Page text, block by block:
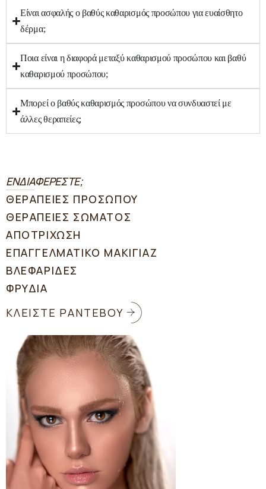
Είναι ασφαλής ο βαθύς καθαρισμός προσώπου για ευαίσθητο
δέρμα;
Ποια είναι η διαφορά μεταξύ καθαρισμού προσώπου και βαθύ
καθαρισμού προσώπου;
Μπορεί ο βαθύς καθαρισμός προσώπου να συνδυαστεί με
άλλες θεραπείες;
ΕΝΔΙΑΦΕΡΕΣΤΕ;
ΘΕΡΑΠΕΙΕΣ ΠΡΟΣΩΠΟΥ
ΘΕΡΑΠΕΙΕΣ ΣΩΜΑΤΟΣ
ΑΠΟΤΡΙΧΩΣΗ
ΕΠΑΓΓΕΛΜΑΤΙΚΟ ΜΑΚΙΓΙΑΖ
ΒΛΕΦΑΡΙΔΕΣ
ΦΡΥΔΙΑ
ΚΛΕΙΣΤΕ ΡΑΝΤΕΒΟΥ